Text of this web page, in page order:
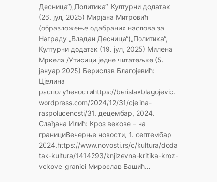
Десница“)„Политика“, Културни додатак
(26. јул, 2025) Мирјана Митровић
(образложење одабраних наслова за
Награду „Владан Десница“)„Политика“,
Културни додатак (19. јул, 2025) Милена
Мркела /Утисици једне читатељке (5.
јануар 2025) Берислав Благојевић:
Цјелина
располућеностиhttps://berislavblagojevic.
wordpress.com/2024/12/31/cjelina-
raspolucenosti/31. децембар, 2024.
Слађана Илић: Кроз векове – на
границиВечерње новости, 1. септембар
2024.https://www.novosti.rs/c/kultura/doda
tak-kultura/1414293/knjizevna-kritika-kroz-
vekove-granici Мирослав Башић…